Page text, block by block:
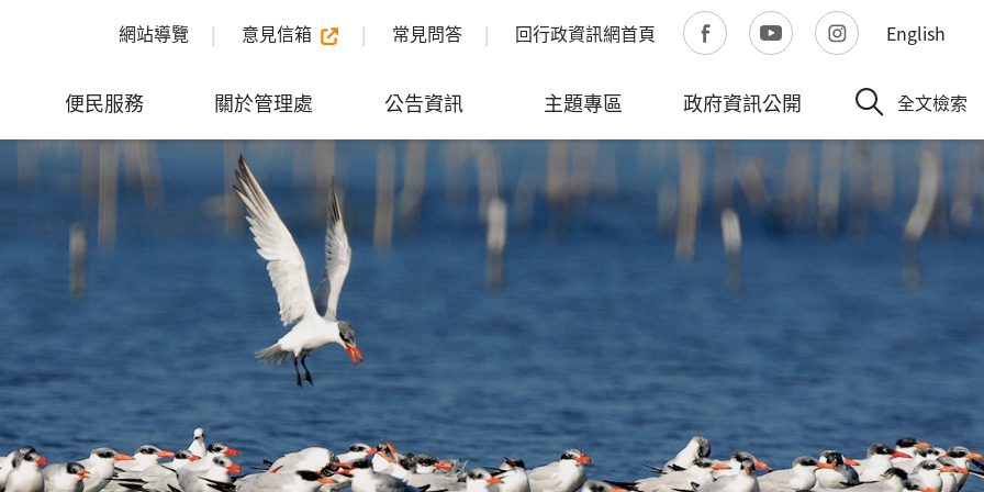
網站導覽 意見信箱 常見問答 回行政資訊網首頁 English
便民服務 關於管理處 公告資訊 主題專區 政府資訊公開 全文檢索